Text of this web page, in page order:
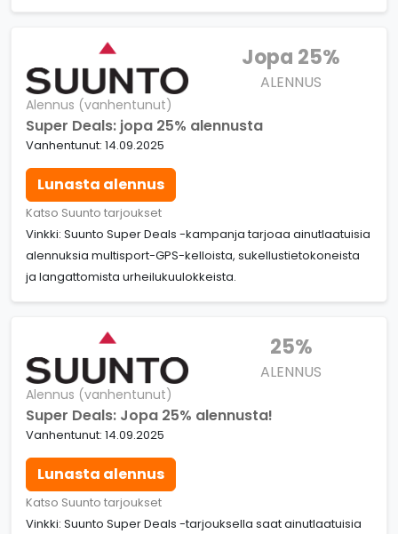
Jopa 25%
ALENNUS
Alennus (vanhentunut)
Super Deals: jopa 25% alennusta
Vanhentunut: 14.09.2025
Lunasta alennus
Katso Suunto tarjoukset
Vinkki: Suunto Super Deals -kampanja tarjoaa ainutlaatuisia
alennuksia multisport-GPS-kelloista, sukellustietokoneista
ja langattomista urheilukuulokkeista.
25%
ALENNUS
Alennus (vanhentunut)
Super Deals: Jopa 25% alennusta!
Vanhentunut: 14.09.2025
Lunasta alennus
Katso Suunto tarjoukset
Vinkki: Suunto Super Deals -tarjouksella saat ainutlaatuisia